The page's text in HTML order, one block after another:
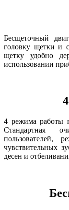
Бесщеточный
головку щетки и
щетку удобно
использовании
4 режима работы
Стандартная
пользователей,
чувствительных
десен и